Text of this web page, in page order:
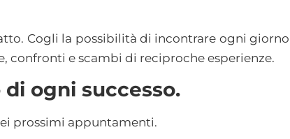
Cogli la possibilità di incontrare ogni giorno
confronti e scambi di reciproche esperienze.
di ogni successo.
prossimi appuntamenti.